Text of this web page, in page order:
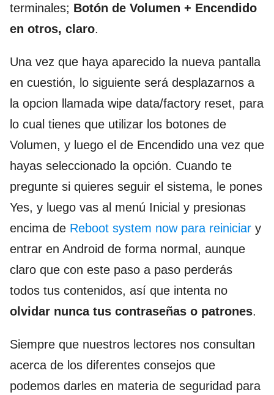
terminales; Botón de Volumen + Encendido
en otros, claro.
Una vez que haya aparecido la nueva pantalla
en cuestión, lo siguiente será desplazarnos a
la opcion llamada wipe data/factory reset, para
lo cual tienes que utilizar los botones de
Volumen, y luego el de Encendido una vez que
hayas seleccionado la opción. Cuando te
pregunte si quieres seguir el sistema, le pones
Yes, y luego vas al menú Inicial y presionas
encima de Reboot system now para reiniciar y
entrar en Android de forma normal, aunque
claro que con este paso a paso perderás
todos tus contenidos, así que intenta no
olvidar nunca tus contraseñas o patrones.
Siempre que nuestros lectores nos consultan
acerca de los diferentes consejos que
podemos darles en materia de seguridad para